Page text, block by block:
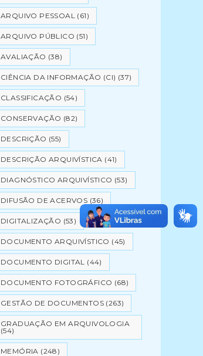
ARQUIVO PESSOAL (61)
ARQUIVO PÚBLICO (51)
AVALIAÇÃO (38)
CIÊNCIA DA INFORMAÇÃO (CI) (37)
CLASSIFICAÇÃO (54)
CONSERVAÇÃO (82)
DESCRIÇÃO (55)
DESCRIÇÃO ARQUIVÍSTICA (41)
DIAGNÓSTICO ARQUIVÍSTICO (53)
DIFUSÃO DE ACERVOS (36)
DIGITALIZAÇÃO (53)
DOCUMENTO ARQUIVÍSTICO (45)
DOCUMENTO DIGITAL (44)
DOCUMENTO FOTOGRÁFICO (68)
GESTÃO DE DOCUMENTOS (263)
GRADUAÇÃO EM ARQUIVOLOGIA
(54)
MEMÓRIA (248)